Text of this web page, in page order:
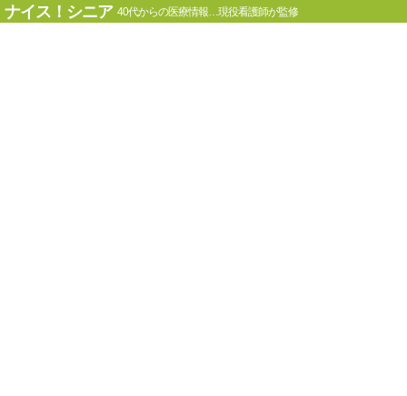
ナイス！シニア 40代からの医療情報…現役看護師が監修